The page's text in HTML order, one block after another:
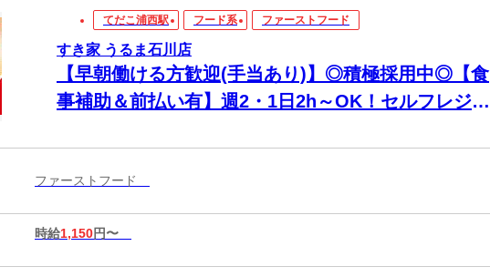
てだこ浦西駅 フード系 ファーストフード
すき家 うるま石川店
【早朝働ける方歓迎(手当あり)】◎積極採用中◎【食
事補助＆前払い有】週2・1日2h～OK！セルフレジで
ファーストフード
時給1,150円〜